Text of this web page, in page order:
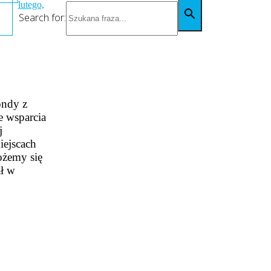
Search for:
lutego,
z
wsparcia
się
w